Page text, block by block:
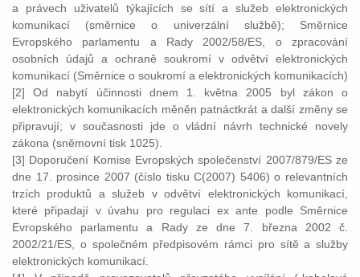
a právech uživatelů týkajících se sítí a služeb elektronických
komunikací (směrnice o univerzální službě); Směrnice
Evropského parlamentu a Rady 2002/58/ES, o zpracování
osobních údajů a ochraně soukromí v odvětví elektronických
komunikací (Směrnice o soukromí a elektronických komunikacích)
[2] Od nabytí účinnosti dnem 1. května 2005 byl zákon o
elektronických komunikacích měněn patnáctkrát a další změny se
připravují; v současnosti jde o vládní návrh technické novely
zákona (sněmovní tisk 1025).
[3] Doporučení Komise Evropských společenství 2007/879/ES ze
dne 17. prosince 2007 (číslo tisku C(2007) 5406) o relevantních
trzích produktů a služeb v odvětví elektronických komunikací,
které připadají v úvahu pro regulaci ex ante podle Směrnice
Evropského parlamentu a Rady ze dne 7. března 2002 č.
2002/21/ES, o společném předpisovém rámci pro sítě a služby
elektronických komunikací.